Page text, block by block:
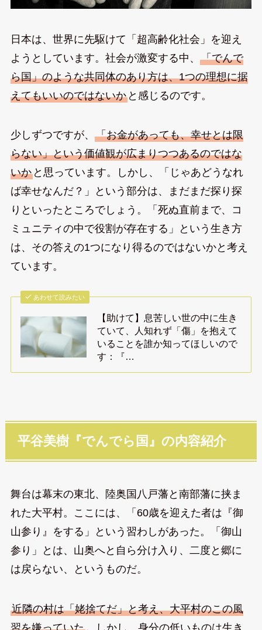
日本は、世界に先駆けて「超高齢化社会」を迎え
ようとしています。社会が激変する中、 「でんで
ら国」のような共同体のあり方は、1つの理想に据
えてもいいのではないかと感じるのです。
少しずつですが、 「お金があっても、幸せとは限
らない」という価値観が広まりつつあるのではな
いかと思っています。しかし、「じゃあどうなれ
ば幸せなんだ？」という部分は、まだまだ探り探
りといったところでしょう。「死ぬ直前まで、コ
ミュニティの中で役割が存在する」という生き方
は、その答えの1つになり得るのではないかと考え
ています。
あわせて読みたい
【助けて】息苦しい世の中に生き
ていて、人知れず「傷」を抱えて
いることを誰か知ってほしいので
す：『…
平谷美樹『でんでら国』の内容紹介
舞台は幕末の東北、陸奥国八戸藩と南部藩に挟ま
れた大平村。ここには、「60歳を迎えた者は『御
山参り』をする」という習わしがあった。「御山
参り」とは、山奥へと自ら分け入り、二度と郷に
は戻らない、というものだ。
近隣の村は「姥捨てだ」と考え、大平村のこの風